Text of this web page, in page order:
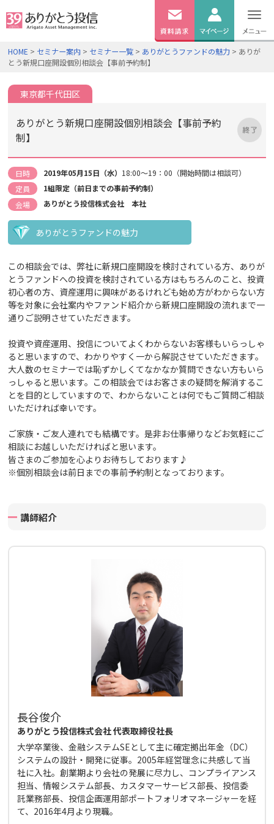
無料資料
ログイン
HOME > セミナー案内 > セミナー一覧 > ありがとうファンドの魅力 > ありが
とう新規口座開設個別相談会【事前予約制】
東京都千代田区
ありがとう新規口座開設個別相談会【事前予約
制】
日時 2019年05月15日（水） 18:00～19：00（開始時間は相談可）
定員
1組限定（前日までの事前予約制）
会場
ありがとう投信株式会社 本社
ありがとうファンドの魅力
この相談会では、弊社に新規口座開設を検討されている方、ありが
とうファンドへの投資を検討されている方はもちろんのこと、投資
初心者の方、資産運用に興味があるけれども始め方がわからない方
等を対象に会社案内やファンド紹介から新規口座開設の流れまで一
通りご説明させていただきます。
投資や資産運用、投信についてよくわからないお客様もいらっしゃ
ると思いますので、わかりやすく一から解説させていただきます。
大人数のセミナーでは恥ずかしくてなかなか質問できない方もいら
っしゃると思います。この相談会ではお客さまの疑問を解消するこ
とを目的としていますので、わからないことは何でもご質問ご相談
いただければ幸いです。
ご家族・ご友人連れでも結構です。是非お仕事帰りなどお気軽にご
相談にお越しいただければと思います。
皆さまのご参加を心よりお待ちしております♪
※個別相談会は前日までの事前予約制となっております。
講師紹介
長谷俊介
ありがとう投信株式会社 代表取締役社長
大学卒業後、金融システムSEとして主に確定拠出年金（DC）
システムの設計・開発に従事。2005年経営理念に共感して当
社に入社。創業期より会社の発展に尽力し、コンプライアンス
担当、情報システム部長、カスタマーサービス部長、投信委
託業務部長、投信企画運用部ポートフォリオマネージャーを経
て、2016年4月より現職。